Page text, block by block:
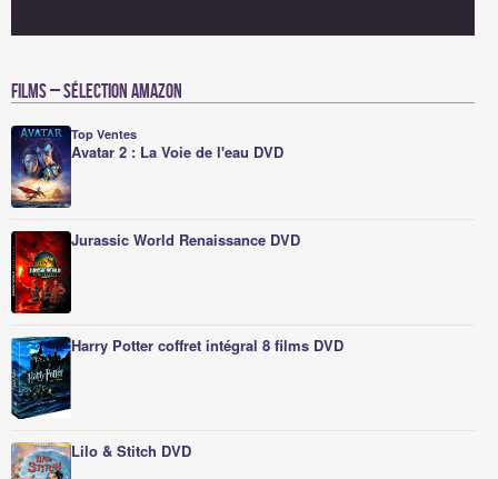
Films – Sélection Amazon
Top Ventes
Avatar 2 : La Voie de l'eau DVD
Jurassic World Renaissance DVD
Harry Potter coffret intégral 8 films DVD
Lilo & Stitch DVD